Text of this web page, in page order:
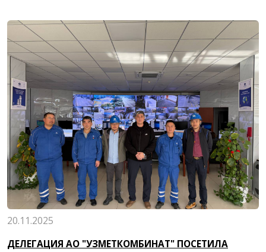
20.11.2025
ДЕЛЕГАЦИЯ АО "УЗМЕТКОМБИНАТ" ПОСЕТИЛА